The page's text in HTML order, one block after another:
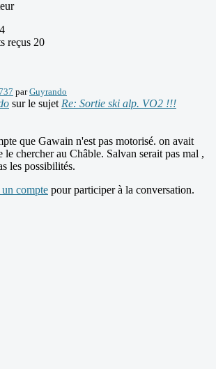
reçus 20
parGuyrando
sur le sujet Re: Sortie ski alp. VO2 !!!
que Gawain n'est pas motorisé. on avait
le chercher au Châble. Salvan serait pas mal ,
les possibilités.
compte pour participer à la conversation.